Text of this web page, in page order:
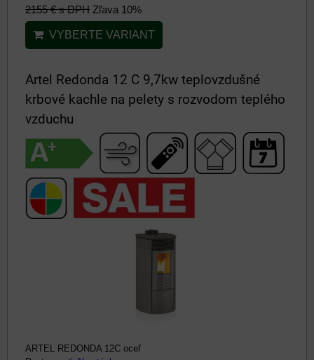
2155 €s DPH Zľava 10%
VYBERTE VARIANT
Artel Redonda 12 C 9,7kw teplovzdušné
krbové kachle na pelety s rozvodom teplého
vzduchu
ARTEL REDONDA 12C oceľ